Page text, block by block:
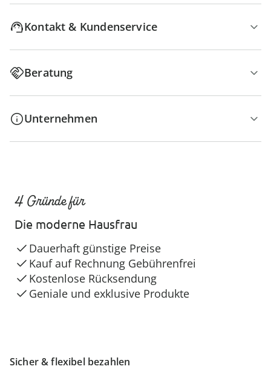
Kontakt & Kundenservice
Beratung
Unternehmen
Sicher & flexibel bezahlen
4 Gründe für
Die moderne Hausfrau
Dauerhaft günstige Preise
Kauf auf Rechnung Gebührenfrei
Kostenlose Rücksendung
Geniale und exklusive Produkte